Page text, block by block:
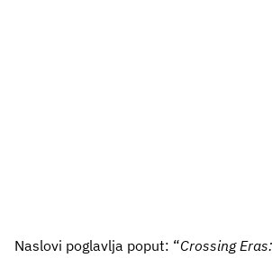
Naslovi poglavlja poput: “Crossing